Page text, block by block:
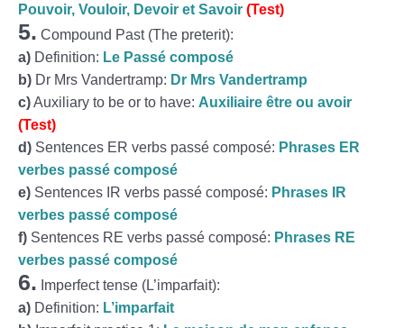
Pouvoir, Vouloir, Devoir et Savoir (Test)
5. Compound Past (The preterit):
a) Definition: Le Passé composé
b) Dr Mrs Vandertramp: Dr Mrs Vandertramp
c)Auxiliary to be or to have: Auxiliaire être ou avoir
(Test)
d) Sentences ER verbs passé composé: Phrases ER
verbes passé composé
e) Sentences IR verbs passé composé: Phrases IR
verbes passé composé
f) Sentences RE verbs passé composé: Phrases RE
verbes passé composé
6. Imperfect tense (L’imparfait):
a) Definition: L’imparfait